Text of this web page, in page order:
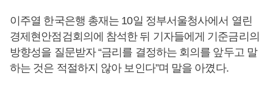
이주열 한국은행 총재는 10일 정부서울청사에서 열린
경제현안점검회의에 참석한 뒤 기자들에게 기준금리의
방향성을 질문받자 “금리를 결정하는 회의를 앞두고 말
하는 것은 적절하지 않아 보인다”며 말을 아꼈다.